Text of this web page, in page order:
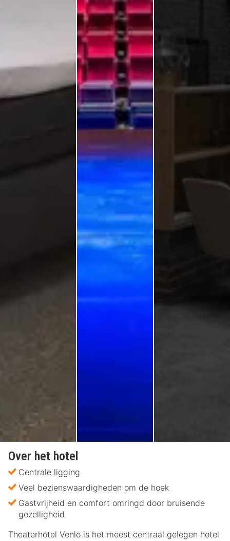
Over het hotel
Centrale ligging
Veel bezienswaardigheden om de hoek
Gastvrijheid en comfort omringd door bruisende
gezelligheid
Theaterhotel Venlo is het meest centraal gelegen hotel